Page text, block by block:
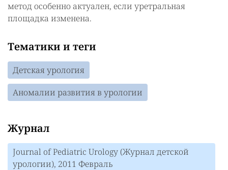
метод особенно актуален, если уретральная
площадка изменена.
Тематики и теги
Детская урология
Аномалии развития в урологии
Журнал
Journal of Pediatric Urology (Журнал детской
урологии), 2011 Февраль